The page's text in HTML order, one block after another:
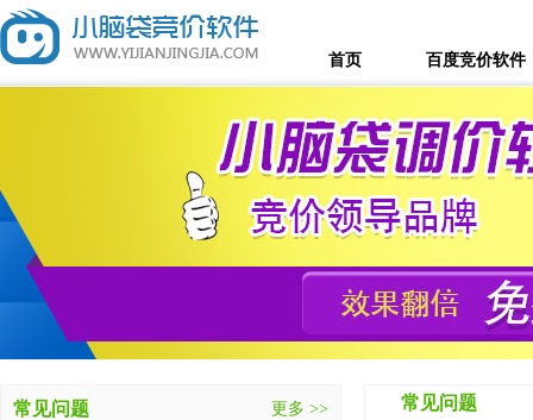
首页 百度竞价软件
常见问题
常见问题 更多 >>